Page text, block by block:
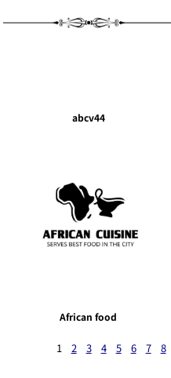
abcv44
African food
1 2 3 4 5 6 7 8